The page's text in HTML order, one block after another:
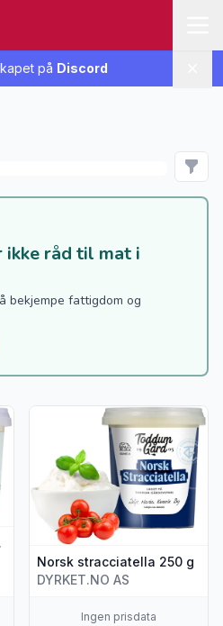
på Discord
ikke råd til mat i
bekjempe fattigdom og
g
"Småkuler mozzarella 150 g"
Norsk stracciatella 250 g
DYRKET.NO AS
Ingen prisdata
Vis flere detaljer for